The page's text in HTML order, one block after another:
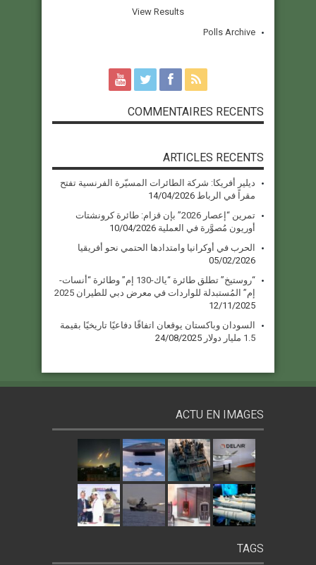
View Results
Polls Archive
COMMENTAIRES RECENTS
ARTICLES RECENTS
ديلير أفريكا: شركة الطائرات المسيّرة الفرنسية تفتح
مقراً في الرباط 14/04/2026
تمرين “إعصار 2026” بإن قزام: طائرة كرونشتات
أوريون مُصوَّرة في العملية 10/04/2026
الحرب في أوكرانيا وامتدادها الحتمي نحو أفريقيا
05/02/2026
“روستيخ” تطلق طائرة “ياك-130 إم” وطائرة “أنسات-
إم” المُستبدلة للواردات في معرض دبي للطيران 2025
12/11/2025
السودان وباكستان يوقعان اتفاقًا دفاعيًا تاريخيًا بقيمة
1.5 مليار دولار
24/08/2025
ACTU EN IMAGES
TAGS